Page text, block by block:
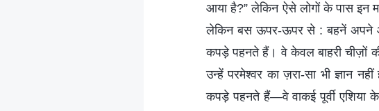
आया है?” लेकिन ऐसे लोगों के पास
लेकिन बस ऊपर-ऊपर से : बहनें अपने
कपड़े पहनते हैं। वे केवल बाहरी चीज़ों
उन्हें परमेश्वर का ज़रा-सा भी ज्ञान
कपड़े पहनते हैं—वे वाकई पूर्वी एशिया